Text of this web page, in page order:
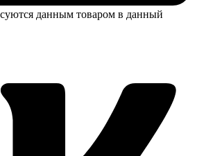
данным товаром в данный